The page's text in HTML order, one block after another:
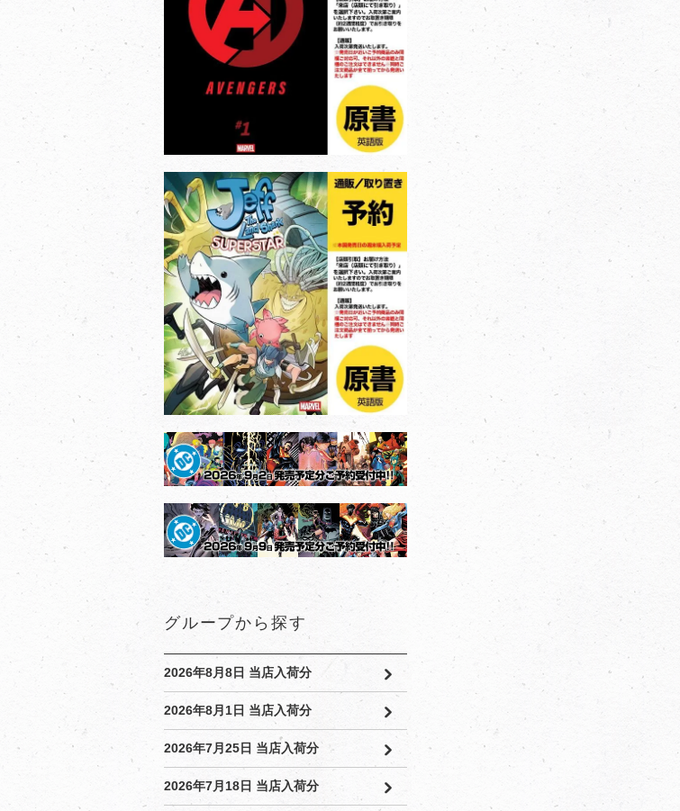
グループから探す
2026年8月8日 当店入荷分
2026年8月1日 当店入荷分
2026年7月25日 当店入荷分
2026年7月18日 当店入荷分